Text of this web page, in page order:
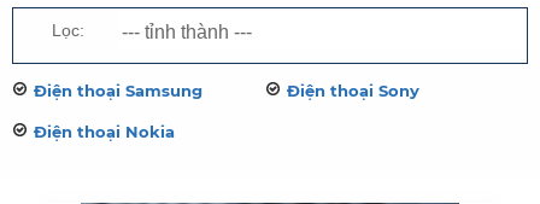
Lọc:
Điện thoại Samsung Điện thoại Sony
Điện thoại Nokia